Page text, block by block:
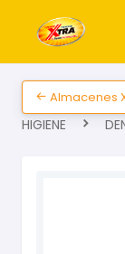
Almacenes
HIGIENE